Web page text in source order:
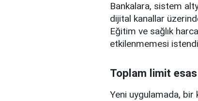
Bankalara, sistem
dijital kanallar
Eğitim ve sağlık
etkilenmemesi
Toplam limit esas
Yeni uygulamada, bir